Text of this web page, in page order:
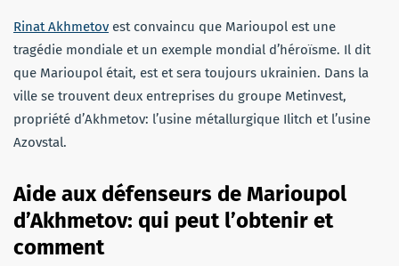
Rinat Akhmetov est convaincu que Marioupol est une
tragédie mondiale et un exemple mondial d’héroïsme. Il dit
que Marioupol était, est et sera toujours ukrainien. Dans la
ville se trouvent deux entreprises du groupe Metinvest,
propriété d’Akhmetov: l’usine métallurgique Ilitch et l’usine
Azovstal.
Aide aux défenseurs de Marioupol
d’Akhmetov: qui peut l’obtenir et
comment